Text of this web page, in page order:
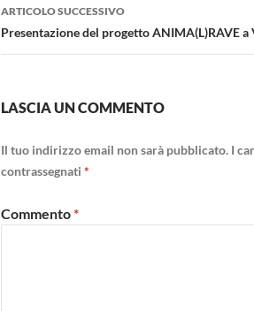
ARTICOLO SUCCESSIVO
Presentazione del progetto ANIMA(L)RAVE
LASCIA UN COMMENTO
Il tuo indirizzo email non sarà pubblicato. I
contrassegnati *
Commento*